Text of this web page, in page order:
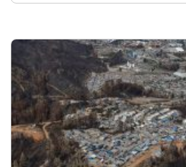
que da sobre su nuevo
construyó, de PodMakers -su
contenidos-, y los nuevos